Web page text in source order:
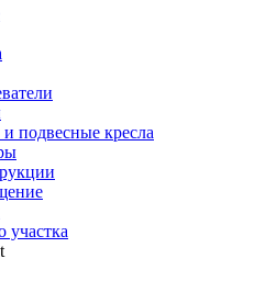
подвесные кресла
участка